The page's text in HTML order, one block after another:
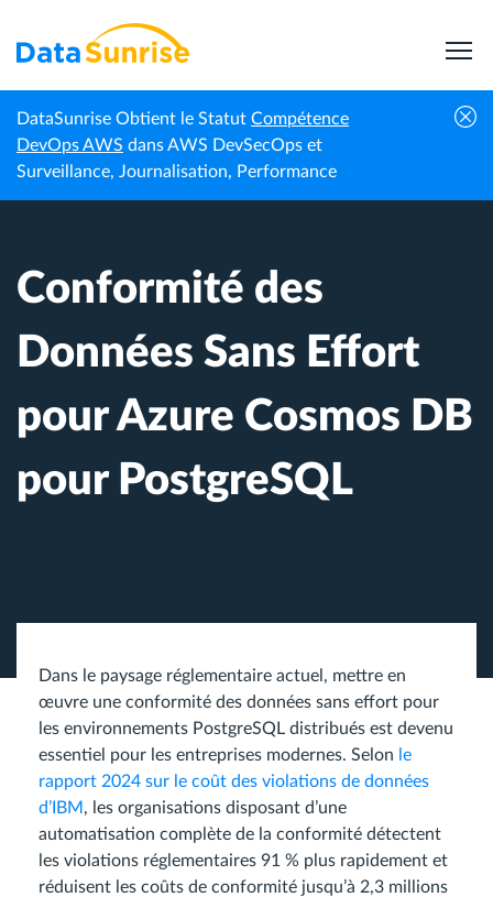
DataSunrise Obtient le Statut Compétence
DevOps AWS dans AWS DevSecOps et
Surveillance, Journalisation, Performance
Accueil
Centre de
connaissances
Conformité des Données Sans Effort pour
Azure Cosmos DB pour PostgreSQL
Conformité des
Données Sans Effort
pour Azure Cosmos DB
pour PostgreSQL
Dans le paysage réglementaire actuel, mettre en
œuvre une conformité des données sans effort pour
les environnements PostgreSQL distribués est devenu
essentiel pour les entreprises modernes. Selon le
rapport 2024 sur le coût des violations de données
d’IBM , les organisations disposant d’une
automatisation complète de la conformité détectent
les violations réglementaires 91 % plus rapidement et
réduisent les coûts de conformité jusqu’à 2,3 millions